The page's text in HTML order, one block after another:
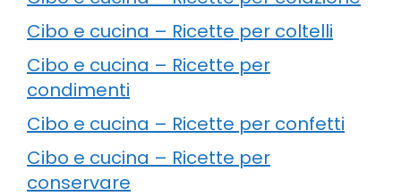
Cibo e cucina – Ricette per coltelli
Cibo e cucina – Ricette per
condimenti
Cibo e cucina – Ricette per confetti
Cibo e cucina – Ricette per
conservare